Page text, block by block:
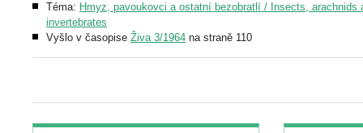
Téma: Hmyz, pavoukovci a ostatní bezobratlí / Insects, arachnids
invertebrates
Vyšlo v časopise Živa 3/1964 na straně 110